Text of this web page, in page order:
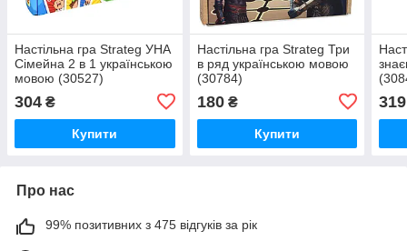
Настільна гра Strateg УНА
Сімейна 2 в 1 українською
мовою (30527)
304 ₴
Купити
Настільна гра Strateg Три
в ряд українською мовою
(30784)
180₴
Купити
319
Про нас
99% позитивних з 475 відгуків за рік